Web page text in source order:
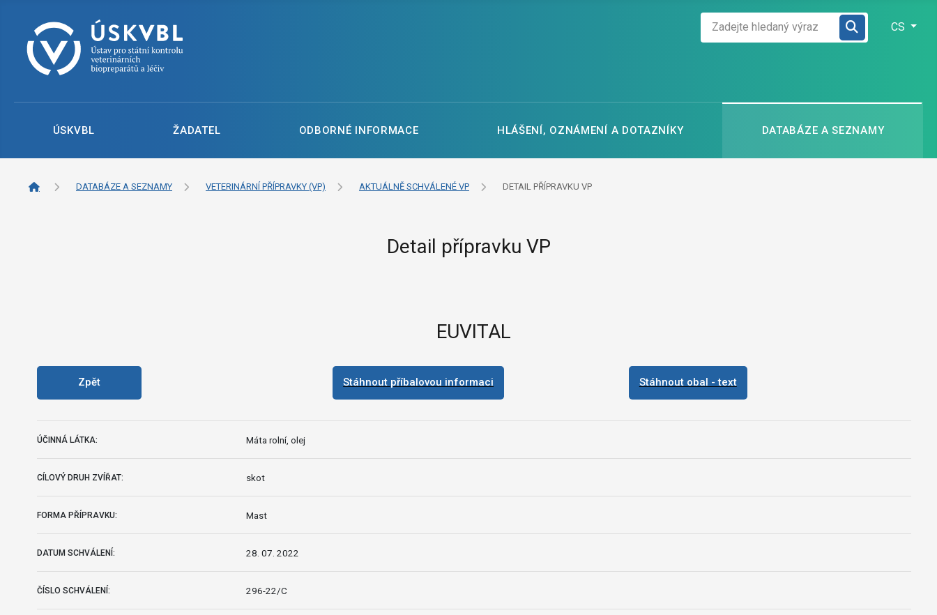
CS
ÚSKVBL ŽADATEL ODBORNÉ INFORMACE HLÁŠENÍ, OZNÁMENÍ A DOTAZNÍKY DATABÁZE A SEZNAMY
DATABÁZE A SEZNAMY VETERINÁRNÍ PŘÍPRAVKY (VP) AKTUÁLNĚ SCHVÁLENÉ VP DETAIL PŘÍPRAVKU VP
Detail přípravku VP
EUVITAL
Zpět Stáhnout příbalovou informaci Stáhnout obal - text
ÚČINNÁ LÁTKA: Máta rolní, olej
CÍLOVÝ DRUH ZVÍŘAT: skot
FORMA PŘÍPRAVKU: Mast
DATUM SCHVÁLENÍ: 28. 07. 2022
ČÍSLO SCHVÁLENÍ: 296-22/C